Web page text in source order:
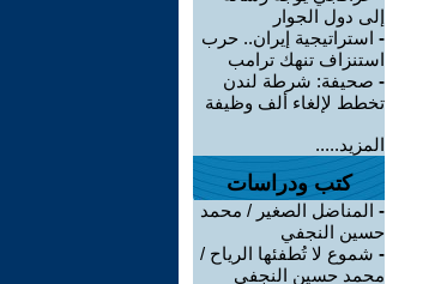
إلى دول الجوار
- استراتيجية إيران.. حرب
استنزاف تنهك ترامب
- صحيفة: شرطة لندن
تخطط لإلغاء ألف وظيفة
المزيد.....
كتب ودراسات
- المناضل الصغير / محمد
حسين النجفي
- شموع لا تُطفئها الرياح /
محمد حسين النجفي